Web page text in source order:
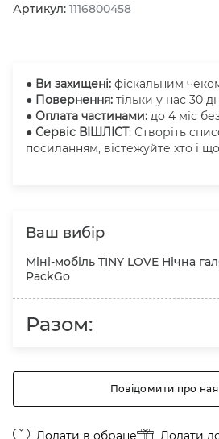
Артикул: 1116800458
● Ви захищені: фіскальним
● Повернення: тільки у нас 30
● Оплата частинами: до 4 міс
● Сервіс ВІШЛІСТ: Створіть
посиланням, вістежуйте хто і
Ваш вибір
Міні-мобіль TINY LOVE Нічна
PackGo
Разом:
Повідомити про
Додати в обране Додати